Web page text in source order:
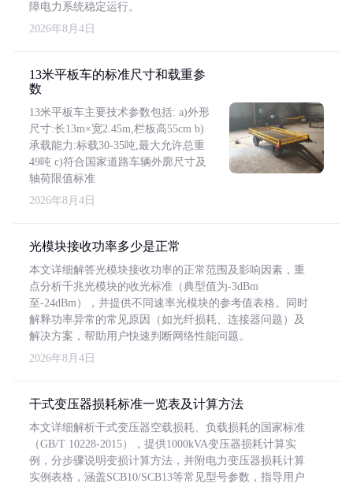
障电力系统稳定运行。
2026年8月4日
13米平板车的标准尺寸和载重参
数
13米平板车主要技术参数包括: a)外形
尺寸:长13m×宽2.45m,栏板高55cm b)
承载能力:标载30-35吨,最大允许总重
49吨 c)符合国家道路车辆外廓尺寸及
轴荷限值标准
2026年8月4日
光模块接收功率多少是正常
本文详细解答光模块接收功率的正常范围及影响因素，重
点分析千兆光模块的收光标准（典型值为-3dBm
至-24dBm），并提供不同速率光模块的参考值表格。同时
解释功率异常的常见原因（如光纤损耗、连接器问题）及
解决方案，帮助用户快速判断网络性能问题。
2026年8月4日
干式变压器损耗标准一览表及计算方法
本文详细解析干式变压器空载损耗、负载损耗的国家标准
（GB/T 10228-2015），提供1000kVA变压器损耗计算实
例，分步骤说明变损计算方法，并附电力变压器损耗计算
实例表格，涵盖SCB10/SCB13等常见型号参数，指导用户